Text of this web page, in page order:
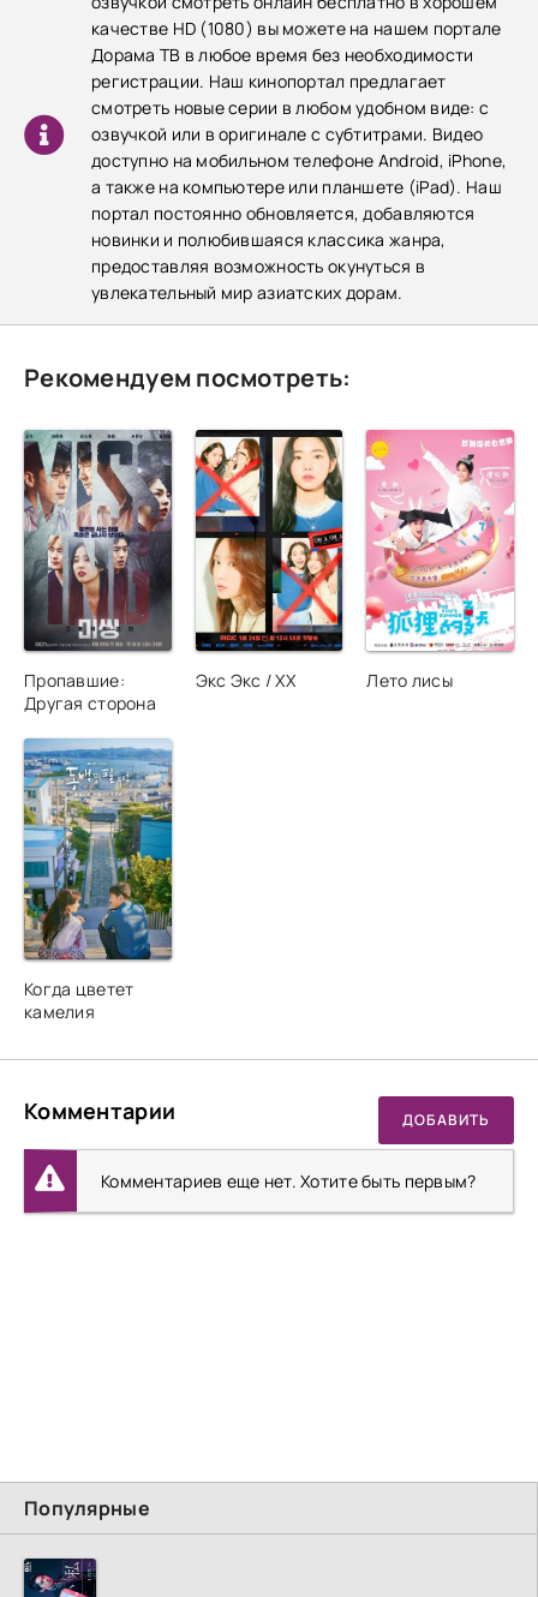
Популярные
качестве HD (1080) вы можете на нашем портале
Дорама ТВ в любое время без необходимости
регистрации. Наш кинопортал предлагает
смотреть новые серии в любом удобном виде: с
озвучкой или в оригинале с субтитрами. Видео
доступно на мобильном телефоне Android, iPhone,
а также на компьютере или планшете (iPad). Наш
портал постоянно обновляется, добавляются
новинки и полюбившаяся классика жанра,
предоставляя возможность окунуться в
увлекательный мир азиатских дорам.
Рекомендуем посмотреть:
Пропавшие:
Другая сторона
Экс Экс / XX Лето лисы
Когда цветет
камелия
Комментарии ДОБАВИТЬ
Комментариев еще нет. Хотите быть первым?